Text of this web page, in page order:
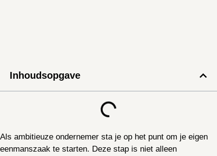
Inhoudsopgave
Als ambitieuze ondernemer sta je op het punt om je eigen
eenmanszaak te starten. Deze stap is niet alleen